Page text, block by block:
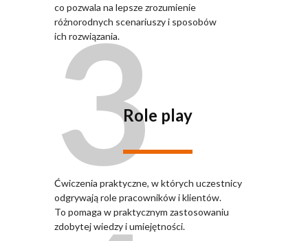
co pozwala na lepsze zrozumienie
różnorodnych scenariuszy i sposobów
ich rozwiązania.
3Role play
Ćwiczenia praktyczne, w których uczestnicy
odgrywają role pracowników i klientów.
To pomaga w praktycznym zastosowaniu
zdobytej wiedzy i umiejętności.